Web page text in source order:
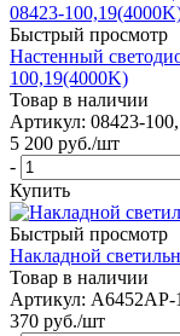
Быстрый просмотр
Настенный
100,19(4000K)
Товар в наличии
Артикул: 08423-
5 200 руб./шт
-
Купить
Быстрый просмотр
Накладной
Товар в наличии
Артикул: A6452AP-
370 руб./шт